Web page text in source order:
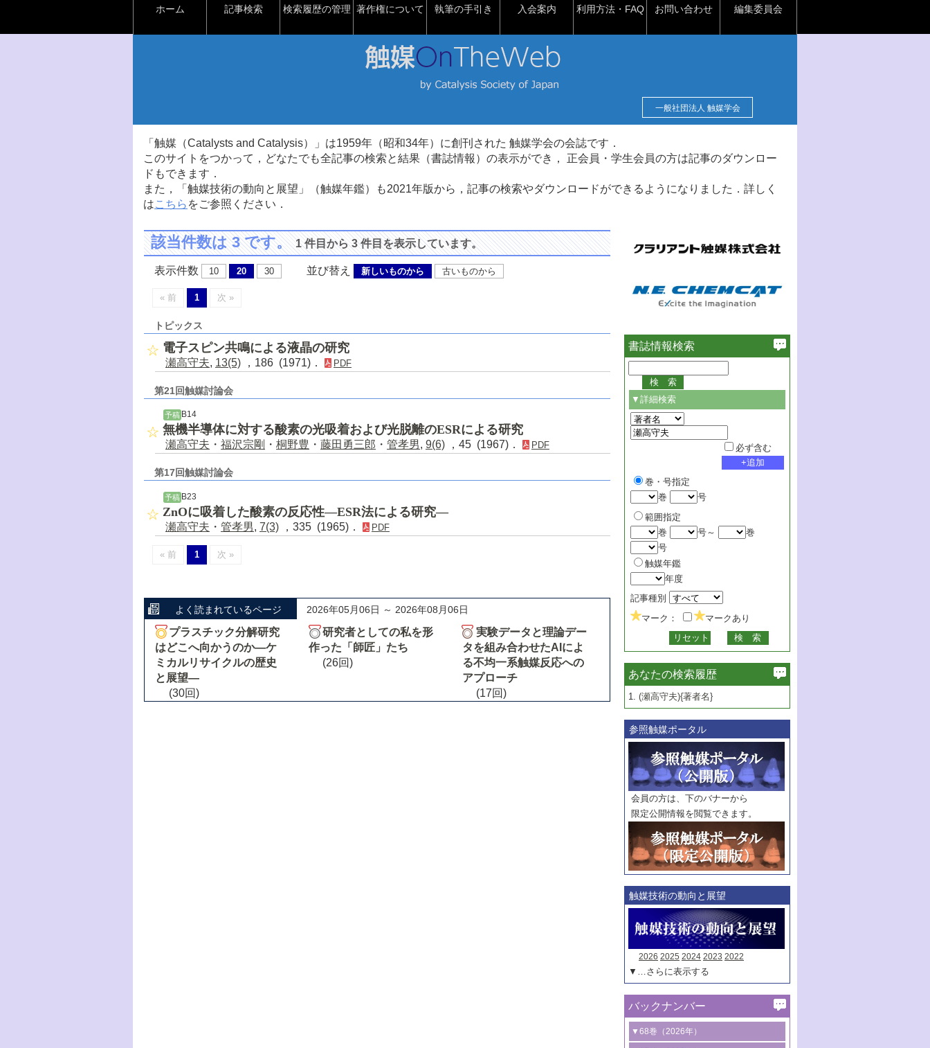
ホーム 記事検索 検索履歴の管理 著作権について 執筆の手引き 入会案内 利用方法・FAQ お問い合わせ 編集委員会
一般社団法人 触媒学会
「触媒（Catalysts and Catalysis）」は1959年（昭和34年）に創刊された 触媒学会の会誌です．
このサイトをつかって，どなたでも全記事の検索と結果（書誌情報）の表示ができ， 正会員・学生会員の方は記事のダウンロー
ドもできます．
また，「触媒技術の動向と展望」（触媒年鑑）も2021年版から，記事の検索やダウンロードができるようになりました．詳しく
はこちら をご参照ください．
該当件数は 3 です。1 件目から 3 件目を表示しています。
表示件数 10 20 30 並び替え 新しいものから 古いものから
« 前 1 次 »
トピックス
電子スピン共鳴による液晶の研究
瀬高守夫, 13(5) ，186 (1971)． PDF
第21回触媒討論会
予稿 B14
無機半導体に対する酸素の光吸着および光脱離のESRによる研究
瀬高守夫 ・ 福沢宗剛 ・ 桐野豊 ・ 藤田勇三郎 ・ 管孝男, 9(6) ，45 (1967)． PDF
第17回触媒討論会
予稿 B23
ZnOに吸着した酸素の反応性―ESR法による研究―
瀬高守夫 ・ 管孝男, 7(3) ，335 (1965)． PDF
« 前 1 次 »
よく読まれているページ 2026年05月06日 ～ 2026年08月06日
プラスチック分解研究
はどこへ向かうのか―ケ
ミカルリサイクルの歴史
と展望―
(30回)
研究者としての私を形
作った「師匠」たち
(26回)
実験データと理論デー
タを組み合わせたAIによ
る不均一系触媒反応への
アプローチ
(17回)
書誌情報検索
▼詳細検索
必ず含む
巻・号指定
巻
号
範囲指定
巻
号～
巻
号
触媒年鑑
年度
記事種別
マーク：
マークあり
あなたの検索履歴
1. (瀬高守夫){著者名}
参照触媒ポータル
会員の方は、下のバナーから
限定公開情報を閲覧できます。
触媒技術の動向と展望
2026 2025 2024 2023 2022
▼…さらに表示する
バックナンバー
▼68巻（2026年）